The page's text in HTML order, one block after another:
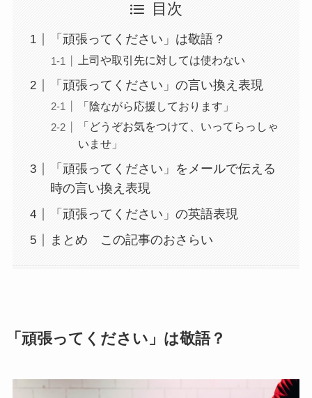
目次
「頑張ってください」は敬語？
上司や取引先に対しては使わない
「頑張ってください」の言い換え表現
「陰ながら応援しております」
「どうぞお気をつけて、いってらっしゃ
いませ」
「頑張ってください」をメールで伝える
時の言い換え表現
「頑張ってください」の英語表現
まとめ この記事のおさらい
「頑張ってください」は敬語？